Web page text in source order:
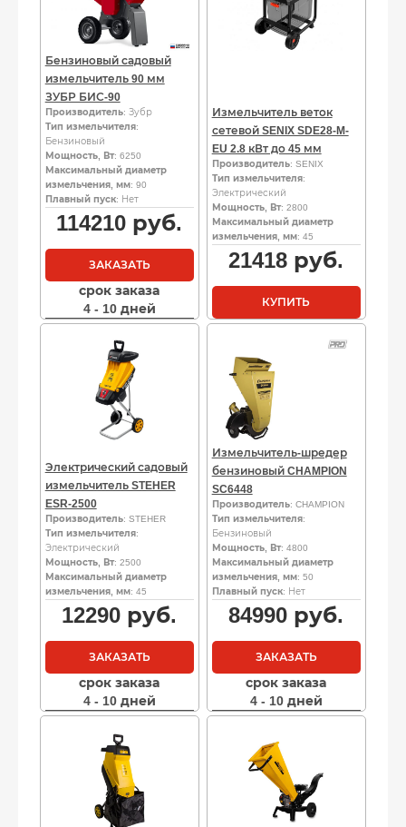
Бензиновый садовый
измельчитель 90 мм
ЗУБР БИС-90
Производитель: Зубр
Тип измельчителя:
Бензиновый
Мощность, Вт: 6250
Максимальный диаметр
измельчения, мм: 90
Плавный пуск: Нет
114210 руб.
ЗАКАЗАТЬ
срок заказа
4 - 10 дней
Измельчитель веток
сетевой SENIX SDE28-M-
EU 2.8 кВт до 45 мм
Производитель: SENIX
Тип измельчителя:
Электрический
Мощность, Вт: 2800
Максимальный диаметр
измельчения, мм: 45
21418 руб.
КУПИТЬ
Электрический садовый
измельчитель STEHER
ESR-2500
Производитель: STEHER
Тип измельчителя:
Электрический
Мощность, Вт: 2500
Максимальный диаметр
измельчения, мм: 45
12290 руб.
ЗАКАЗАТЬ
срок заказа
4 - 10 дней
Измельчитель-шредер
бензиновый CHAMPION
SC6448
Производитель: CHAMPION
Тип измельчителя:
Бензиновый
Мощность, Вт: 4800
Максимальный диаметр
измельчения, мм: 50
Плавный пуск: Нет
84990 руб.
ЗАКАЗАТЬ
срок заказа
4 - 10 дней